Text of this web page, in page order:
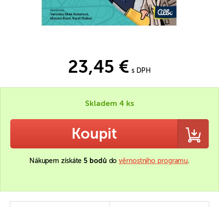
23,45 € s DPH
Skladem 4 ks
Koupit
Nákupem získáte5 bodů dověrnostního programu.